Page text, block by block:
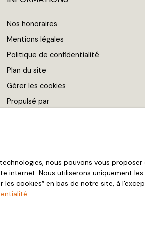
Nos honoraires
Mentions légales
Politique de confidentialité
Plan du site
Gérer les cookies
Propulsé par
nous pouvons vous proposer
internet. Nous utiliserons uniquement les
cookies″ en bas de notre site, à
.